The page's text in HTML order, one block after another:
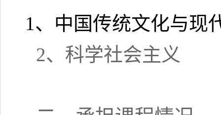
1、中国传统文化与现
2、科学社会主义